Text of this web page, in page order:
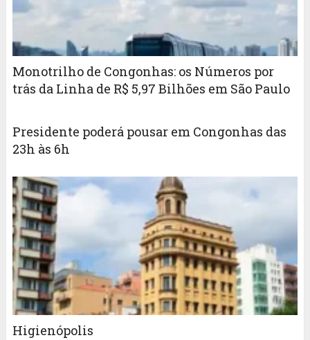
Monotrilho de Congonhas: os Números por
trás da Linha de R$ 5,97 Bilhões em São Paulo
Presidente poderá pousar em Congonhas das
23h às 6h
Higienópolis